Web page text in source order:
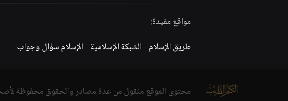
مواقع مفيدة:
طريق الإسلام -الشبكة الإسلامية -الإسلام سؤال وجواب
محتوى الموقع منقول من عدة مصادر والحقوق محفوظة